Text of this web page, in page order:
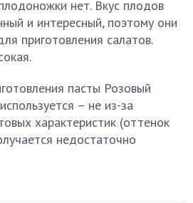
нет. Вкус плодов
и интересный, поэтому они
приготовления салатов.
пасты Розовый
– не из-за
характеристик (оттенок
недостаточно